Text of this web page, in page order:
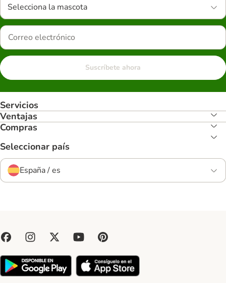
Selecciona la mascota
Suscríbete ahora
Servicios
Ventajas
Compras
Seleccionar país
España / es